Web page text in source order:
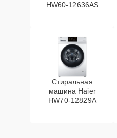
HW60-12636AS
Стиральная
машина Haier
HW70-12829A